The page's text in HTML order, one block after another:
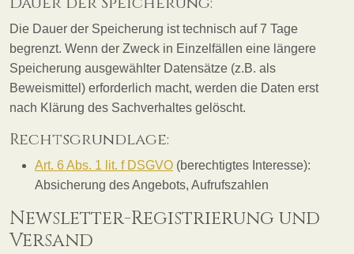
Die Dauer der Speicherung ist technisch auf 7 Tage
begrenzt. Wenn der Zweck in Einzelfällen eine längere
Speicherung ausgewählter Datensätze (z.B. als
Beweismittel) erforderlich macht, werden die Daten erst
nach Klärung des Sachverhaltes gelöscht.
Rechtsgrundlage:
Art. 6 Abs. 1 lit. f DSGVO (berechtigtes Interesse):
Absicherung des Angebots, Aufrufszahlen
Newsletter-Registrierung und
Versand